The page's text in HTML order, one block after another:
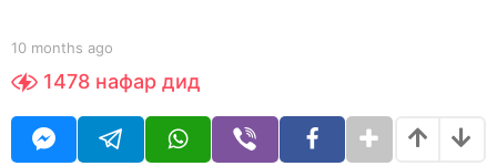
a
g
b
S
h
d
10 months ago
m
n
t
1478 нафар дид